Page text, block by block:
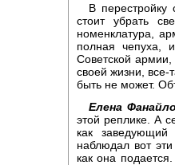
В
стоит убрать
номенклатура,
полная чепуха,
Советской
своей жизни,
быть не может.
Елена
этой реплике. А
как заведующий
наблюдал вот
как она